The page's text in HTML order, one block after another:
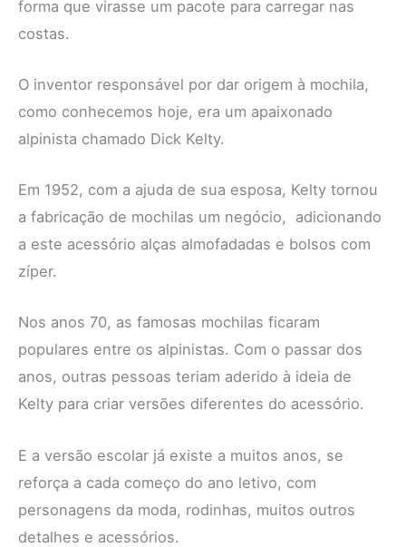
forma que virasse um pacote para carregar nas
costas.
O inventor responsável por dar origem à mochila,
como conhecemos hoje, era um apaixonado
alpinista chamado Dick Kelty.
Em 1952, com a ajuda de sua esposa, Kelty tornou
a fabricação de mochilas um negócio, adicionando
a este acessório alças almofadadas e bolsos com
zíper.
Nos anos 70, as famosas mochilas ficaram
populares entre os alpinistas. Com o passar dos
anos, outras pessoas teriam aderido à ideia de
Kelty para criar versões diferentes do acessório.
E a versão escolar já existe a muitos anos, se
reforça a cada começo do ano letivo, com
personagens da moda, rodinhas, muitos outros
detalhes e acessórios.